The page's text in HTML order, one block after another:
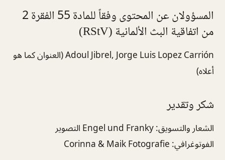
المسؤولان عن المحتوى وفقاً للمادة 55 الفقرة 2
من اتفاقية البث الألمانية (RStV)
Adoul Jibrel, Jorge Luis Lopez Carrión (العنوان كما هو
أعلاه)
شكر وتقدير
الشعار والتسويق: Engel und Franky التصوير
الفوتوغرافي: Corinna & Maik Fotografie